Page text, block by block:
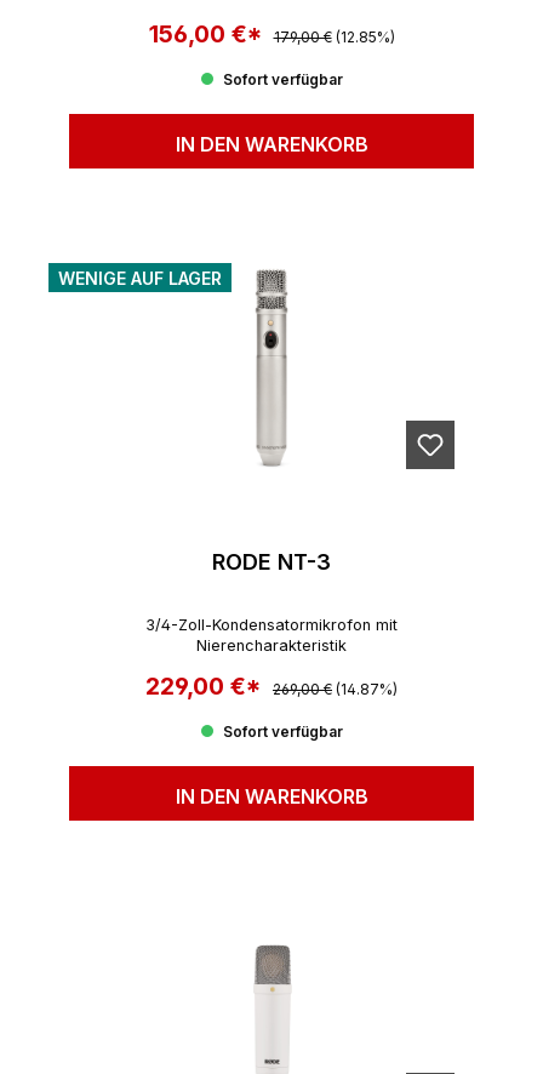
Verkaufspreis:
156,00 €* Regulärer Preis:
179,00 € (12.85%)
Sofort verfügbar
IN DEN WARENKORB
WENIGE AUF LAGER
RODE NT-3
3/4-Zoll-Kondensatormikrofon mit
Nierencharakteristik
Verkaufspreis:
229,00 €* Regulärer Preis:
269,00 € (14.87%)
Sofort verfügbar
IN DEN WARENKORB